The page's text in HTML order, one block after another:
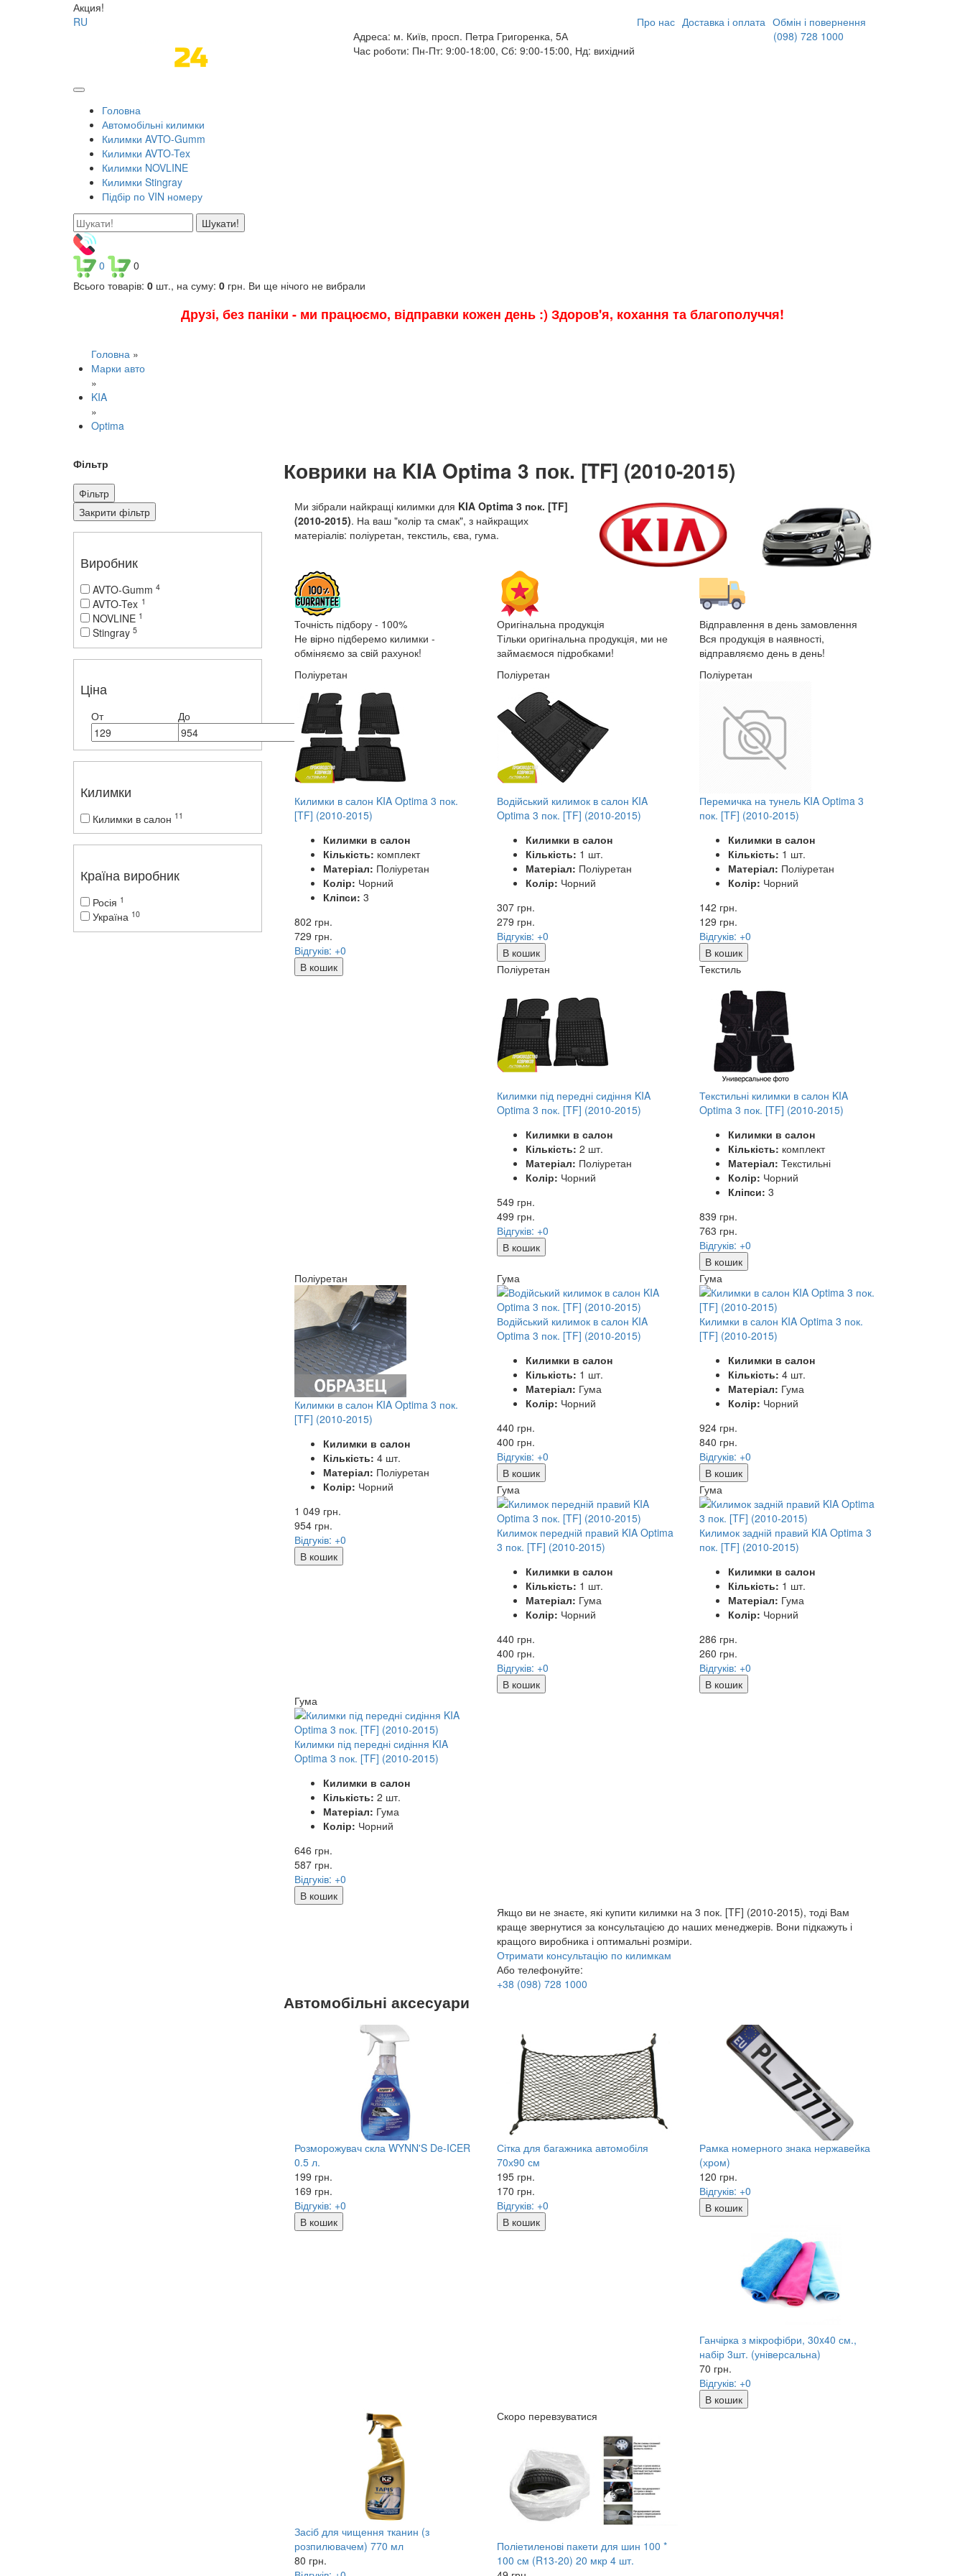
Акция!
RU
Про нас Доставка і оплата Обмін і повернення
Адреса: м. Київ, просп. Петра Григоренка, 5А
Час роботи: Пн-Пт: 9:00-18:00, Сб: 9:00-15:00, Нд: вихідний
(098) 728 1000
Головна
Автомобільні килимки
Килимки AVTO-Gumm
Килимки AVTO-Tex
Килимки NOVLINE
Килимки Stingray
Підбір по VIN номеру
Шукати!
0
0
Всього товарів: 0 шт., на суму: 0 грн. Ви ще нічого не вибрали
Друзі, без паніки - ми працюємо, відправки кожен день :) Здоров'я, кохання та благополуччя!
Головна »
Марки авто
»
KIA
»
Optima
Фільтр
Фільтр
Закрити фільтр
Виробник
AVTO-Gumm 4
AVTO-Tex 1
NOVLINE 1
Stingray 5
Ціна
От До
Килимки
Килимки в салон 11
Країна виробник
Росія 1
Україна 10
Коврики на KIA Optima 3 пок. [TF] (2010-2015)
Ми зібрали найкращі килимки для KIA Optima 3 пок. [TF]
(2010-2015). На ваш "колір та смак", з найкращих
матеріалів: поліуретан, текстиль, єва, гума.
Точність підбору - 100%
Не вірно підберемо килимки -
обміняємо за свій рахунок!
Оригінальна продукція
Тільки оригінальна продукція, ми не
займаємося підробками!
Відправлення в день замовлення
Вся продукція в наявності,
відправляємо день в день!
Поліуретан
Килимки в салон KIA Optima 3 пок.
[TF] (2010-2015)
Килимки в салон
Кількість: комплект
Матеріал: Поліуретан
Колір: Чорний
Кліпси: 3
802 грн.
729 грн.
Відгуків: +0
В кошик
Поліуретан
Водійський килимок в салон KIA
Optima 3 пок. [TF] (2010-2015)
Килимки в салон
Кількість: 1 шт.
Матеріал: Поліуретан
Колір: Чорний
307 грн.
279 грн.
Відгуків: +0
В кошик
Поліуретан
Перемичка на тунель KIA Optima 3
пок. [TF] (2010-2015)
Килимки в салон
Кількість: 1 шт.
Матеріал: Поліуретан
Колір: Чорний
142 грн.
129 грн.
Відгуків: +0
В кошик
Поліуретан
Килимки під передні сидіння KIA
Optima 3 пок. [TF] (2010-2015)
Килимки в салон
Кількість: 2 шт.
Матеріал: Поліуретан
Колір: Чорний
549 грн.
499 грн.
Відгуків: +0
В кошик
Текстиль
Текстильні килимки в салон KIA
Optima 3 пок. [TF] (2010-2015)
Килимки в салон
Кількість: комплект
Матеріал: Текстильні
Колір: Чорний
Кліпси: 3
839 грн.
763 грн.
Відгуків: +0
В кошик
Поліуретан
Килимки в салон KIA Optima 3 пок.
[TF] (2010-2015)
Килимки в салон
Кількість: 4 шт.
Матеріал: Поліуретан
Колір: Чорний
1 049 грн.
954 грн.
Відгуків: +0
В кошик
Гума
Водійський килимок в салон KIA
Optima 3 пок. [TF] (2010-2015)
Килимки в салон
Кількість: 1 шт.
Матеріал: Гума
Колір: Чорний
440 грн.
400 грн.
Відгуків: +0
В кошик
Гума
Килимки в салон KIA Optima 3 пок.
[TF] (2010-2015)
Килимки в салон
Кількість: 4 шт.
Матеріал: Гума
Колір: Чорний
924 грн.
840 грн.
Відгуків: +0
В кошик
Гума
Килимок передній правий KIA Optima
3 пок. [TF] (2010-2015)
Килимки в салон
Кількість: 1 шт.
Матеріал: Гума
Колір: Чорний
440 грн.
400 грн.
Відгуків: +0
В кошик
Гума
Килимок задній правий KIA Optima 3
пок. [TF] (2010-2015)
Килимки в салон
Кількість: 1 шт.
Матеріал: Гума
Колір: Чорний
286 грн.
260 грн.
Відгуків: +0
В кошик
Гума
Килимки під передні сидіння KIA
Optima 3 пок. [TF] (2010-2015)
Килимки в салон
Кількість: 2 шт.
Матеріал: Гума
Колір: Чорний
646 грн.
587 грн.
Відгуків: +0
В кошик
Якщо ви не знаєте, які купити килимки на 3 пок. [TF] (2010-2015), тоді Вам
краще звернутися за консультацією до наших менеджерів. Вони підкажуть і
кращого виробника і оптимальні розміри.
Отримати консультацію по килимкам
Або телефонуйте:
+38 (098) 728 1000
Автомобільні аксесуари
Розморожувач скла WYNN'S De-ICER
0.5 л.
199 грн.
169 грн.
Відгуків: +0
В кошик
Сітка для багажника автомобіля
70х90 см
195 грн.
170 грн.
Відгуків: +0
В кошик
Рамка номерного знака нержавейка
(хром)
120 грн.
Відгуків: +0
В кошик
Ганчірка з мікрофібри, 30x40 см.,
набір 3шт. (універсальна)
70 грн.
Відгуків: +0
В кошик
Засіб для чищення тканин (з
розпилювачем) 770 мл
80 грн.
Скоро перевзуватися
Поліетиленові пакети для шин 100 *
100 см (R13-20) 20 мкр 4 шт.